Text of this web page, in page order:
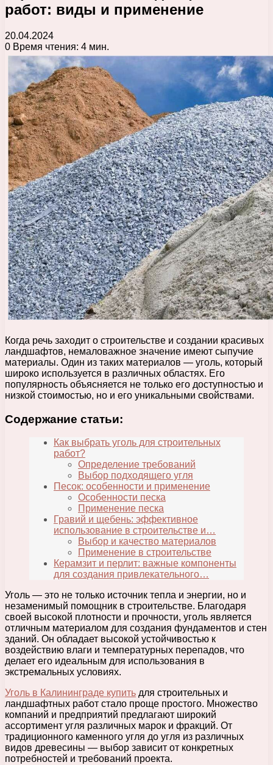
работ: виды и применение
20.04.2024
0 Время чтения: 4 мин.
Когда речь заходит о строительстве и создании красивых
ландшафтов, немаловажное значение имеют сыпучие
материалы. Один из таких материалов — уголь, который
широко используется в различных областях. Его
популярность объясняется не только его доступностью и
низкой стоимостью, но и его уникальными свойствами.
Содержание статьи:
Как выбрать уголь для строительных
работ?
Определение требований
Выбор подходящего угля
Песок: особенности и применение
Особенности песка
Применение песка
Гравий и щебень: эффективное
использование в строительстве и…
Выбор и качество материалов
Применение в строительстве
Керамзит и перлит: важные компоненты
для создания привлекательного…
Уголь — это не только источник тепла и энергии, но и
незаменимый помощник в строительстве. Благодаря
своей высокой плотности и прочности, уголь является
отличным материалом для создания фундаментов и стен
зданий. Он обладает высокой устойчивостью к
воздействию влаги и температурных перепадов, что
делает его идеальным для использования в
экстремальных условиях.
Уголь в Калининграде купить для строительных и
ландшафтных работ стало проще простого. Множество
компаний и предприятий предлагают широкий
ассортимент угля различных марок и фракций. От
традиционного каменного угля до угля из различных
видов древесины — выбор зависит от конкретных
потребностей и требований проекта.